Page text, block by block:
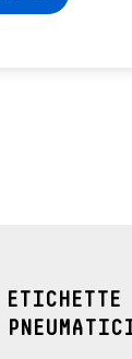
ETICHETTE